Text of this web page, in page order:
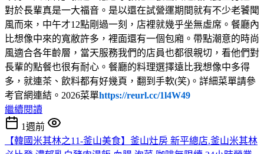
對於長輩真是一大福音。是以還在試營運期間就有不少老饕聞
風而來，中午才12點剛過一刻，店裡就幾乎坐無虛席。餐廳內
比想像中來的寬敝許多，裡面還有一個包廂。帶點潮意的時尚
風適合各年齡層，當天服務我們的店員也都很親切，看他們對
長輩的點餐也很有耐心。餐廳的料理選擇遠比我想像中多得
多，就連茶、飲料都有好幾頁，翻到手軟(笑)。詳細菜單請參
考官網連結。2026菜單https://reurl.cc/1l4W49
繼續閱讀
1週前
【韓國米其林之11-釜山美食】釜山灶房 新平總店.釜山米其林